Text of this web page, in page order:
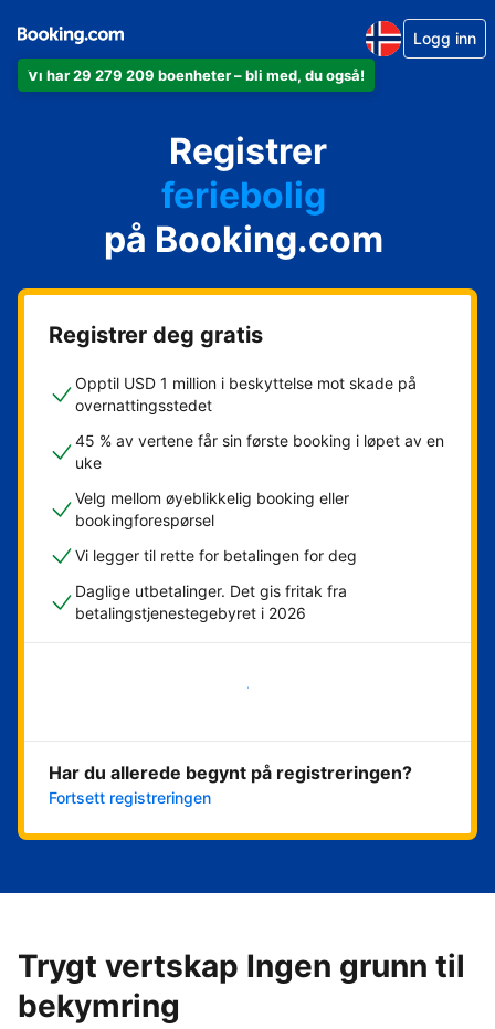
Vi har 29 279 209 boenheter – bli med, du også!
Logg inn
Registrer
leiligheten din
hotellet ditt
feriebolig
gjestgiveriet ditt
rorbua di
på Booking.com
Registrer deg gratis
Opptil USD 1 million i beskyttelse mot skade på
overnattingsstedet
45 % av vertene får sin første booking i løpet av en
uke
Velg mellom øyeblikkelig booking eller
bookingforespørsel
Vi legger til rette for betalingen for deg
Daglige utbetalinger. Det gis fritak fra
betalingstjenestegebyret i 2026
Kom i gang nå
Har du allerede begynt på registreringen?
Fortsett registreringen
Trygt vertskap Ingen grunn til
bekymring